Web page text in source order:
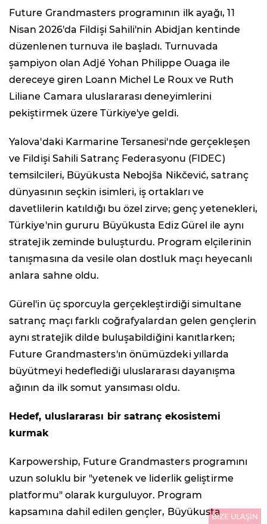
Future Grandmasters programının ilk ayağı, 11
Nisan 2026'da Fildişi Sahili'nin Abidjan kentinde
düzenlenen turnuva ile başladı. Turnuvada
şampiyon olan Adjé Yohan Philippe Ouaga ile
dereceye giren Loann Michel Le Roux ve Ruth
Liliane Camara uluslararası deneyimlerini
pekiştirmek üzere Türkiye'ye geldi.
Yalova'daki Karmarine Tersanesi'nde gerçekleşen
ve Fildişi Sahili Satranç Federasyonu (FIDEC)
temsilcileri, Büyükusta Nebojša Nikčević, satranç
dünyasının seçkin isimleri, iş ortakları ve
davetlilerin katıldığı bu özel zirve; genç yetenekleri,
Türkiye'nin gururu Büyükusta Ediz Gürel ile aynı
stratejik zeminde buluşturdu. Program elçilerinin
tanışmasına da vesile olan dostluk maçı heyecanlı
anlara sahne oldu.
Gürel'in üç sporcuyla gerçekleştirdiği simultane
satranç maçı farklı coğrafyalardan gelen gençlerin
aynı stratejik dilde buluşabildiğini kanıtlarken;
Future Grandmasters'ın önümüzdeki yıllarda
büyütmeyi hedeflediği uluslararası dayanışma
ağının da ilk somut yansıması oldu.
Hedef, uluslararası bir satranç ekosistemi
kurmak
Karpowership, Future Grandmasters programını
uzun soluklu bir "yetenek ve liderlik geliştirme
platformu" olarak kurguluyor. Program
kapsamına dahil edilen gençler, BüyükustaBİZE ULAŞIN